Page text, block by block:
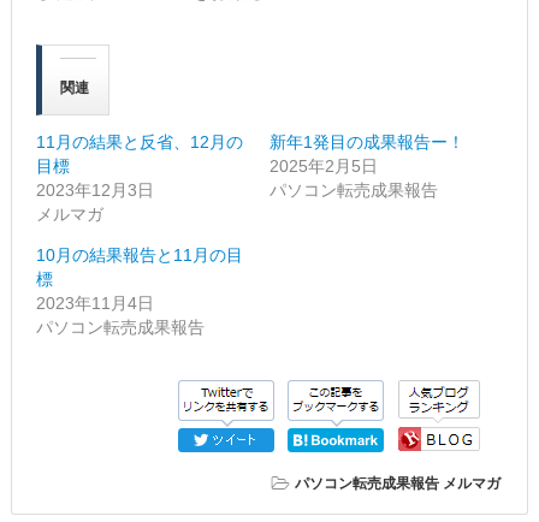
関連
11月の結果と反省、12月の
目標
2023年12月3日
メルマガ
新年1発目の成果報告ー！
2025年2月5日
パソコン転売成果報告
10月の結果報告と11月の目
標
2023年11月4日
パソコン転売成果報告
パソコン転売成果報告 メルマガ